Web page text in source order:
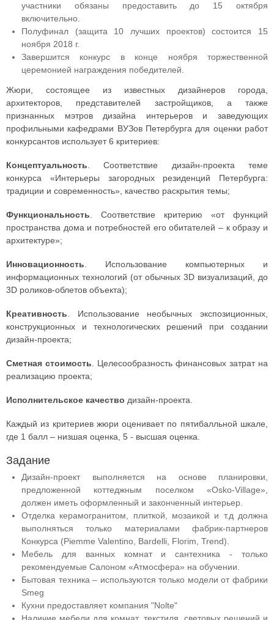
участники обязаны предоставить до 15 октября
включительно.
Полуфинал (защита 10 лучших проектов) состоится 15
ноября 2018 г.
Завершится конкурс в конце ноября торжественной
церемонией награждения победителей.
Жюри, состоящее из известных дизайнеров города,
архитекторов, представителей застройщиков, а также
признанных мэтров дизайна интерьеров и заведующих
профильными кафедрами ВУЗов Петербурга для оценки работ
конкурсантов использует 6 критериев:
Концептуальность. Соответствие дизайн-проекта теме
конкурса «Интерьеры загородных резиденций Петербурга:
традиции и современность», качество раскрытия темы;
Функциональность. Соответствие критерию «от функций
пространства дома и потребностей его обитателей – к образу и
архитектуре»;
Инновационность. Использование компьютерных и
информационных технологий (от обычных 3D визуализаций, до
3D роликов-облетов объекта);
Креативность. Использование необычных экспозиционных,
конструкционных и технологических решений при создании
дизайн-проекта;
Сметная стоимость. Целесообразность финансовых затрат на
реализацию проекта;
Исполнительское качество дизайн-проекта.
Каждый из критериев жюри оценивает по пятибалльной шкале,
где 1 балл – низшая оценка, 5 - высшая оценка.
Задание
Дизайн-проект выполняется на основе планировки,
предложенной коттеджным поселком «Osko-Village»,
должен иметь оформленный и законченный интерьер.
Отделка керамогранитом, плиткой, мозаикой и т.д должна
выполняться только материалами фабрик-партнеров
Конкурса (Piemme Valentino, Bardelli, Florim, Trend).
Мебель для ванных комнат и сантехника - только
рекомендуемые Салоном «Атмосфера» на обучении.
Бытовая техника – используютcя только модели от фабрики
Smeg
Кухни предоставляет компания "Nolte"